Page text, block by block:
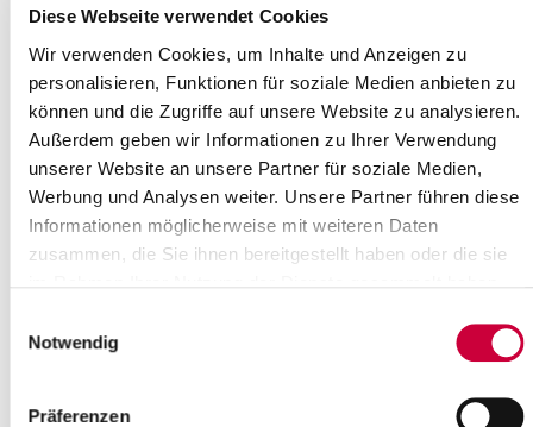
Diese Webseite verwendet Cookies
Wir verwenden Cookies, um Inhalte und Anzeigen zu
personalisieren, Funktionen für soziale Medien anbieten zu
können und die Zugriffe auf unsere Website zu analysieren.
Außerdem geben wir Informationen zu Ihrer Verwendung
unserer Website an unsere Partner für soziale Medien,
Werbung und Analysen weiter. Unsere Partner führen diese
Informationen möglicherweise mit weiteren Daten
zusammen, die Sie ihnen bereitgestellt haben oder die sie
Notwendig
Präferenzen
1-10 Jahrgangstufen:
Detlefsengymnasium
Sophie-Scholl Gymnasium
Schulen außerhalb des Kreises
Frau Möller
Oberstufen innerhalb des Kreises
RBZ (BF1, BF3, BG, BOS, FOS, AVSH, FSE)
91 K
Oberstufen und RBZ Steinburg ab dem Schuljahr 2026/2027